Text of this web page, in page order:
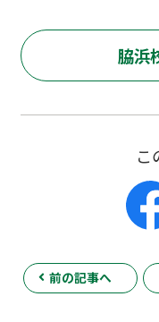
脇浜
こ
前の記事へ